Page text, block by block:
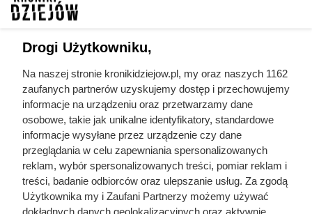
Drogi Użytkowniku,
Na naszej stronie kronikidziejow.pl, my oraz naszych 1162
zaufanych partnerów uzyskujemy dostęp i przechowujemy
informacje na urządzeniu oraz przetwarzamy dane
osobowe, takie jak unikalne identyfikatory, standardowe
informacje wysyłane przez urządzenie czy dane
przeglądania w celu zapewniania spersonalizowanych
reklam, wybór spersonalizowanych treści, pomiar reklam i
treści, badanie odbiorców oraz ulepszanie usług. Za zgodą
Użytkownika my i Zaufani Partnerzy możemy używać
dokładnych danych geolokalizacyjnych oraz aktywnie